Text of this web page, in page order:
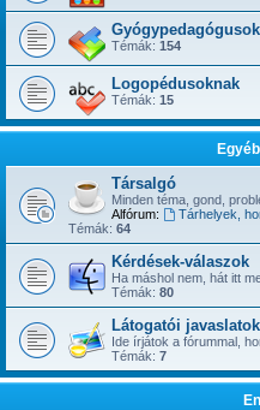
Témák: 154
Logopédusoknak
Témák: 15
Társalgó
Minden téma, gond,
Alfórum:
Tárhelyek,
Témák: 64
Kérdések-válaszok
Ha máshol nem, hát itt
Témák: 80
Látogatói javaslatok
Ide írjátok a fórummal,
Témák: 7